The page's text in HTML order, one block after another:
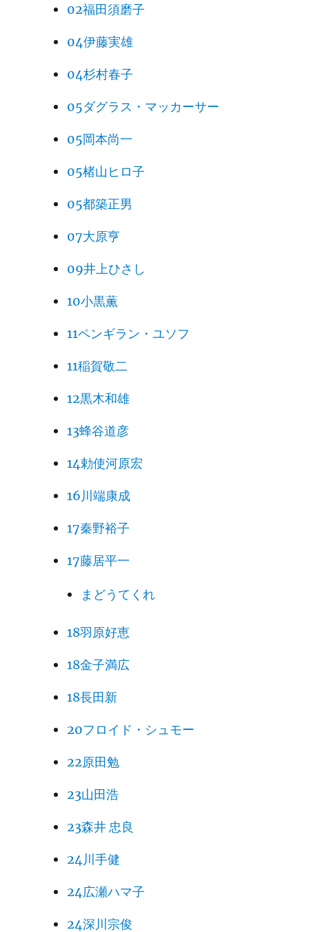
02福田須磨子
04伊藤実雄
04杉村春子
05ダグラス・マッカーサー
05岡本尚一
05楮山ヒロ子
05都築正男
07大原亨
09井上ひさし
10小黒薫
11ペンギラン・ユソフ
11稲賀敬二
12黒木和雄
13蜂谷道彦
14勅使河原宏
16川端康成
17秦野裕子
17藤居平一
まどうてくれ
18羽原好恵
18金子満広
18長田新
20フロイド・シュモー
22原田勉
23山田浩
23森井 忠良
24川手健
24広瀬ハマ子
24深川宗俊